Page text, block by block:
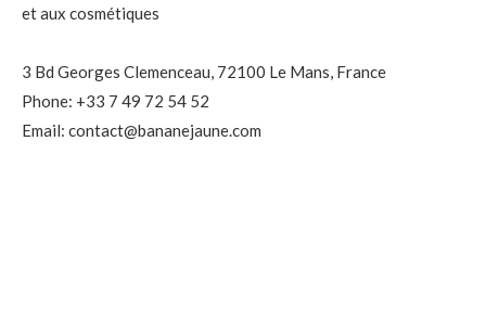
et aux cosmétiques
3 Bd Georges Clemenceau, 72100 Le Mans, France
Phone: +33 7 49 72 54 52
Email: contact@bananejaune.com